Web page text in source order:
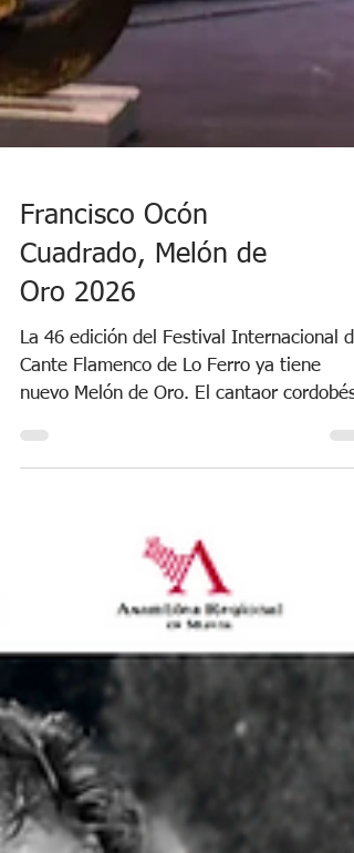
Francisco Ocón
Cuadrado, Melón de
Oro 2026
La 46 edición del Festival Internacional de
nuevo Melón de Oro. El cantaor cordobés
Francisco Ocón Cuadrado consiguió
soleá, unas alegrías de Córdoba y una
petenera con el toque de Antonio Carrión.
El Melón de Oro de este año tiene el valor
todos los festivales. Además de obtener
placa ‘Sebastián Escudero’. El premio ‘